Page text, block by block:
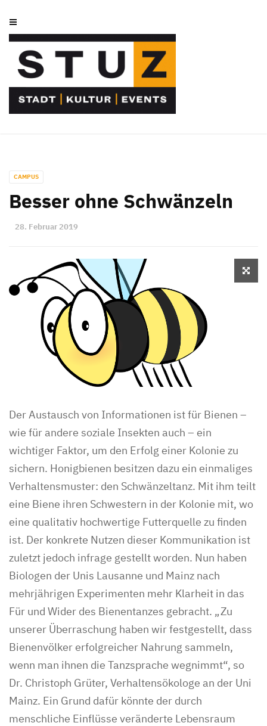
CAMPUS
Besser ohne Schwänzeln
28. Februar 2019
Der Austausch von Informationen ist für Bienen –
wie für andere soziale Insekten auch – ein
wichtiger Faktor, um den Erfolg einer Kolonie zu
sichern. Honigbienen besitzen dazu ein einmaliges
Verhaltensmuster: den Schwänzeltanz. Mit ihm teilt
eine Biene ihren Schwestern in der Kolonie mit, wo
eine qualitativ hochwertige Futterquelle zu finden
ist. Der konkrete Nutzen dieser Kommunikation ist
zuletzt jedoch infrage gestellt worden. Nun haben
Biologen der Unis Lausanne und Mainz nach
mehrjährigen Experimenten mehr Klarheit in das
Für und Wider des Bienentanzes gebracht. „Zu
unserer Überraschung haben wir festgestellt, dass
Bienenvölker erfolgreicher Nahrung sammeln,
wenn man ihnen die Tanzsprache wegnimmt“, so
Dr. Christoph Grüter, Verhaltensökologe an der Uni
Mainz. Ein Grund dafür könnte der durch
menschliche Einflüsse veränderte Lebensraum